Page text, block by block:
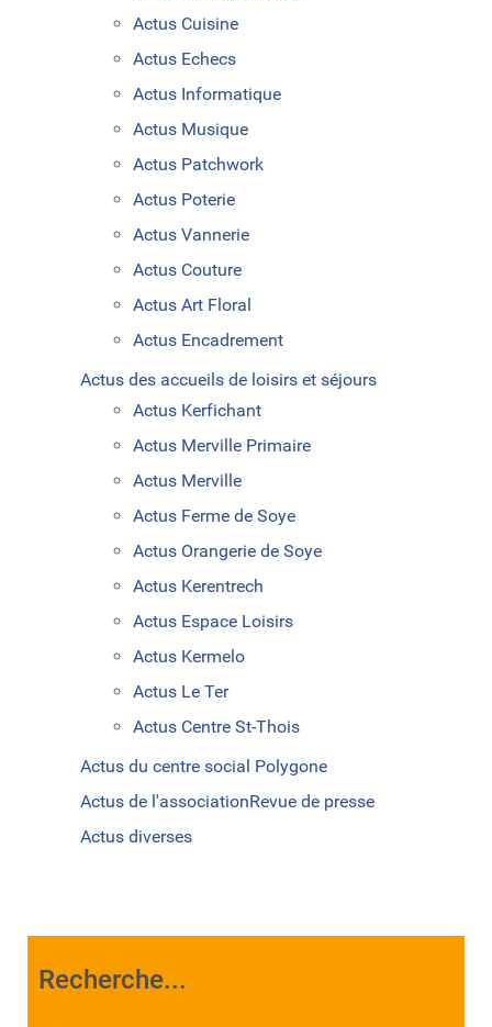
Actus Cuisine
Actus Echecs
Actus Informatique
Actus Musique
Actus Patchwork
Actus Poterie
Actus Vannerie
Actus Couture
Actus Art Floral
Actus Encadrement
Actus des accueils de loisirs et séjours
Actus Kerfichant
Actus Merville Primaire
Actus Merville
Actus Ferme de Soye
Actus Orangerie de Soye
Actus Kerentrech
Actus Espace Loisirs
Actus Kermelo
Actus Le Ter
Actus Centre St-Thois
Actus du centre social Polygone
Actus de l'associationRevue de presse
Actus diverses
Recherche...